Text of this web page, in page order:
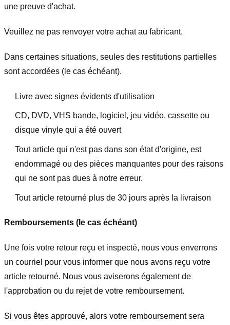
une preuve d'achat.
Veuillez ne pas renvoyer votre achat au fabricant.
Dans certaines situations, seules des restitutions partielles
sont accordées (le cas échéant).
Livre avec signes évidents d'utilisation
CD, DVD, VHS bande, logiciel, jeu vidéo, cassette ou
disque vinyle qui a été ouvert
Tout article qui n'est pas dans son état d'origine, est
endommagé ou des pièces manquantes pour des raisons
qui ne sont pas dues à notre erreur.
Tout article retourné plus de 30 jours après la livraison
Remboursements (le cas échéant)
Une fois votre retour reçu et inspecté, nous vous enverrons
un courriel pour vous informer que nous avons reçu votre
article retourné. Nous vous aviserons également de
l'approbation ou du rejet de votre remboursement.
Si vous êtes approuvé, alors votre remboursement sera